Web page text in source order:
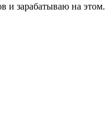
и зарабатываю на этом.